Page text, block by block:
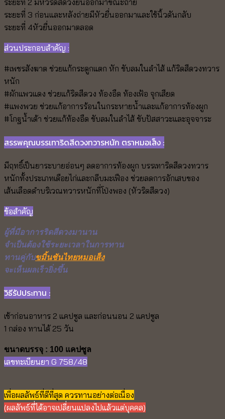
ระยะที่ 2 มีหัวริดสีดวงยื่นออกมาขณะถ่าย
ระยะที่ 3 ก่อนและหลังถ่ายมีหัวยื่นออกมาและใช้นิ้วดันกลับ
ระยะที่ 4หัวยื่นออกมาตลอด
ส่วนประกอบสำคัญ :
#เพชรสังฆาต ช่วยแก้กระดูกแตก หัก ขับลมในลำไส้ แก้ริดสีดวงทวาร
หนัก
#ผักแพวแดง ช่วยแก้ริดสีดวง ท้องอืด ท้องเฟ้อ จุกเสียด
#แพงพวย ช่วยแก้อาการร้อนในกระหายน้ำและแก้อาการท้องผูก
#โกฐน้ำเต้า ช่วยแก้ท้องอืด ขับลมในลำไส้ ขับปัสสาวะและอุจจาระ
สรรพคุณบรรเทาริดสีดวงทวารหนัก ตราหมอเส็ง :
มีฤทธิ์เป็นยาระบายอ่อนๆ ลดอาการท้องผูก บรรเทาริดสีดวงทวาร
หนักทั้งประเภทเดือยไก่และกลีบมะเฟือง ช่วยลดการอักเสบของ
เส้นเลือดดำบริเวณทวารหนักที่โป่งพอง (หัวริดสีดวง)
ข้อสำคัญ
ผู้ที่มีอาการริดสีดวงมานาน
จำเป็นต้องใช้ระยะเวลาในการทาน
ทานคู่กับขมิ้นชันไทยหมอเส็ง
จะเห็นผลเร็วยิ่งขึ้น
วิธีรัปประทาน :
เช้าก่อนอาหาร 2 แคปซูล และก่อนนอน 2 แคปซูล
1 กล่อง ทานได้ 25 วัน
ขนาดบรรจุ : 100 แคปซูล
เลขทะเบียนยา G 758/48
เพื่อผลลัพธ์ที่ดีที่สุด ควรทานอย่างต่อเนื่อง
(ผลลัพธ์ที่ได้อาจเปลี่ยนแปลงไปแล้วแต่บุคคล)